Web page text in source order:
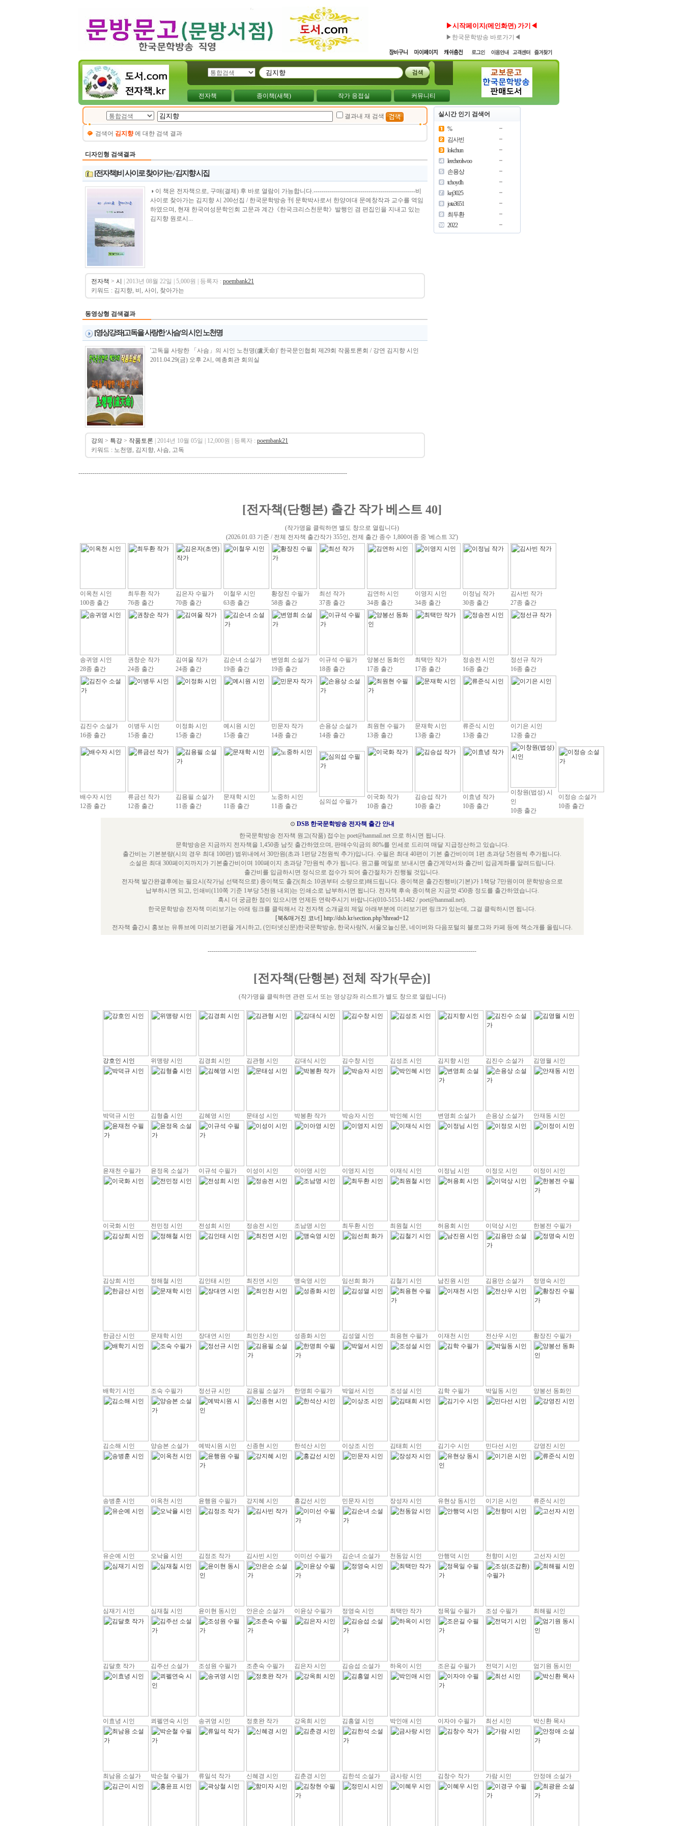
▶시작페이지(메인화면) 가기◀
▶한국문학방송 바로가기◀
전자책 종이책(새책) 작가 응접실 커뮤니티
결과내 재 검색
검색어 김지향에 대햔 검색 결과
디자인형 검색결과
[전자책]비 사이로 찾아가는 / 김지향 시집
◑ 이 책은 전자책으로, 구매(결제) 후 바로 열람이 가능합니다.--------------------------------------------------비
사이로 찾아가는 김지향 시 200선집 / 한국문학방송 刊 문학박사로서 한양여대 문예창작과 교수를 역임
하였으며, 현재 한국여성문학인회 고문과 계간《한국크리스천문학》발행인 겸 편집인을 지내고 있는
김지향 원로시...
전자책 > 시 | 2013년 08월 22일 | 5,000원 | 등록자 : poembank21
키워드 : 김지향, 비, 사이, 찾아가는
동영상형 검색결과
[영상강좌]고독을 사랑한 '사슴'의 시인 노천명
'고독을 사랑한 「사슴」의 시인 노천명(盧天命)' 한국문인협회 제29회 작품토론회 / 강연 김지향 시인
2011.04.29(금) 오후 2시, 예총회관 회의실
강의 > 특강 > 작품토론 | 2014년 10월 05일 | 12,000원 | 등록자 : poembank21
키워드 : 노천명, 김지향, 사슴, 고독
실시간 인기 검색어
%
김사빈
lokchun
leecheolwoo
손용상
tchoydh
kej3025
jota3651
최두환
2022
------------------------------------------------------------------------------------------------------------------------------------
[전자책(단행본) 출간 작가 베스트 40]
(작가명을 클릭하면 별도 창으로 열립니다)
(2026.01.03 기준 / 전체 전자책 출간작가 355인, 전제 출간 종수 1,800여종 중 '베스트 32')
이옥천 시인
100종 출간
최두환 작가
76종 출간
김은자 수필가
70종 출간
이철우 시인
63종 출간
황장진 수필가
58종 출간
최선 작가
37종 출간
김연하 시인
34종 출간
이영지 시인
34종 출간
이정님 작가
30종 출간
김사빈 작가
27종 출간
송귀영 시인
28종 출간
권창순 작가
24종 출간
김여울 작가
24종 출간
김순녀 소설가
19종 출간
변영희 소설가
19종 출간
이규석 수필가
18종 출간
양봉선 동화인
17종 출간
최택만 작가
17종 출간
정송전 시인
16종 출간
정선규 작가
16종 출간
김진수 소설가
16종 출간
이병두 시인
15종 출간
이정화 시인
15종 출간
예시원 시인
15종 출간
민문자 작가
14종 출간
손용상 소설가
14종 출간
최원현 수필가
13종 출간
문재학 시인
13종 출간
류준식 시인
13종 출간
이기은 시인
12종 출간
배수자 시인
12종 출간
류금선 작가
12종 출간
김용필 소설가
11종 출간
문재학 시인
11종 출간
노중하 시인
11종 출간
심의섭 수필가
이국화 작가
10종 출간
김승섭 작가
10종 출간
이효녕 작가
10종 출간
이창원(법성) 시
인
10종 출간
이정승 소설가
10종 출간
⊙ DSB 한국문학방송 전자책 출간 안내
한국문학방송 전자책 원고(작품) 접수는 poet@hanmail.net 으로 하시면 됩니다.
문학방송은 지금까지 전자책을 1,450종 남짓 출간하였으며, 판매수익금의 80%를 인세로 드리며 매달 지급정산하고 있습니다.
출간비는 기본분량(시의 경우 최대 100편) 범위내에서 30만원(초과 1편당 2천원씩 추가)입니다. 수필은 최대 40편이 기본 출간비이며 1편 초과당 5천원씩 추가됩니다.
소설은 최대 300페이지까지가 기본출간비이며 100페이지 초과당 7만원씩 추가 됩니다. 원고를 메일로 보내시면 출간계약서와 출간비 입금계좌를 알려드립니다.
출간비를 입금하시면 정식으로 접수가 되어 출간절차가 진행될 것입니다.
전자책 발간완결후에는 필요시(작가님 선택적으로) 종이책도 출간(최소 10권부터 소량으로)해드립니다. 종이책은 출간진행비(기본)가 1책당 7만원이며 문학방송으로
납부하시면 되고, 인쇄비(110쪽 기준 1부당 5천원 내외)는 인쇄소로 납부하시면 됩니다. 전자책 후속 종이책은 지금껏 450종 정도를 출간하였습니다.
혹시 더 궁금한 점이 있으시면 언제든 연락주시기 바랍니다(010-5151-1482 / poet@hanmail.net).
한국문학방송 전자책 미리보기는 아래 링크를 클릭해서 각 전자책 소개글의 제일 아래부분에 미리보기편 링크가 있는데, 그걸 클릭하시면 됩니다.
[북&매거진 코너] http://dsb.kr/section.php?thread=12
전자책 출간시 홍보는 유튜브에 미리보기편을 게시하고, (인터넷신문)한국문학방송, 한국사랑N, 서울오늘신문, 네이버와 다음포털의 블로그와 카페 등에 책소개를 올립니다.
------------------------------------------------------------------------------------------------------------------------------------
[전자책(단행본) 전체 작가(무순)]
(작가명을 클릭하면 관련 도서 또는 영상강좌 리스트가 별도 창으로 열립니다)
강호인 시인 위맹량 시인 김경희 시인 김관형 시인 김대식 시인 김수창 시인 김성조 시인 김지향 시인 김진수 소설가 김영월 시인
박덕규 시인 김형출 시인 김혜영 시인 문태성 시인 박봉환 작가 박승자 시인 박인혜 시인 변영희 소설가 손용상 소설가 안재동 시인
윤재천 수필가 윤정옥 소설가 이규석 수필가 이성이 시인 이아영 시인 이영지 시인 이재식 시인 이정님 시인 이정모 시인 이정이 시인
이국화 시인 전민정 시인 전성희 시인 정송전 시인 조남명 시인 최두환 시인 최원철 시인 허용회 시인 이덕상 시인 한봉전 수필가
김상희 시인 정해철 시인 김인태 시인 최진연 시인 맹숙영 시인 임선희 화가 김철기 시인 남진원 시인 김용만 소설가 정명숙 시인
한금산 시인 문재학 시인 장대연 시인 최인찬 시인 성종화 시인 김성열 시인 최용현 수필가 이재천 시인 전산우 시인 황장진 수필가
배학기 시인 조숙 수필가 정선규 시인 김용필 소설가 한명희 수필가 박얼서 시인 조성설 시인 김학 수필가 박일동 시인 양봉선 동화인
김소해 시인 양승본 소설가 예박시원 시인 신종현 시인 한석산 시인 이상조 시인 김태희 시인 김기수 시인 민다선 시인 강영진 시인
송병훈 시인 이옥천 시인 윤행원 수필가 강지혜 시인 홍갑선 시인 민문자 시인 장성자 시인 유현상 동시인 이기은 시인 류준식 시인
유순예 시인 오낙율 시인 김정조 작가 김사빈 시인 이미선 수필가 김순녀 소설가 천동암 시인 안행덕 시인 천향미 시인 고선자 시인
심재기 시인 심재칠 시인 윤이현 동시인 안은순 소설가 이윤상 수필가 정영숙 시인 최택만 작가 정목일 수필가 조성 수필가 최해필 시인
김달호 작가 김주선 소설가 조성원 수필가 조춘숙 수필가 김은자 시인 김승섭 소설가 하옥이 시인 조은길 수필가 전덕기 시인 엄기원 동시인
이효녕 시인 쾨펠연숙 시인 송귀영 시인 정호완 작가 강옥희 시인 김흥열 시인 박인애 시인 이자야 수필가 최선 시인 박신환 목사
최남용 소설가 박순철 수필가 류일석 작가 신혜경 시인 김춘경 시인 김한석 소설가 금사랑 시인 김창수 작가 가람 시인 안정애 소설가